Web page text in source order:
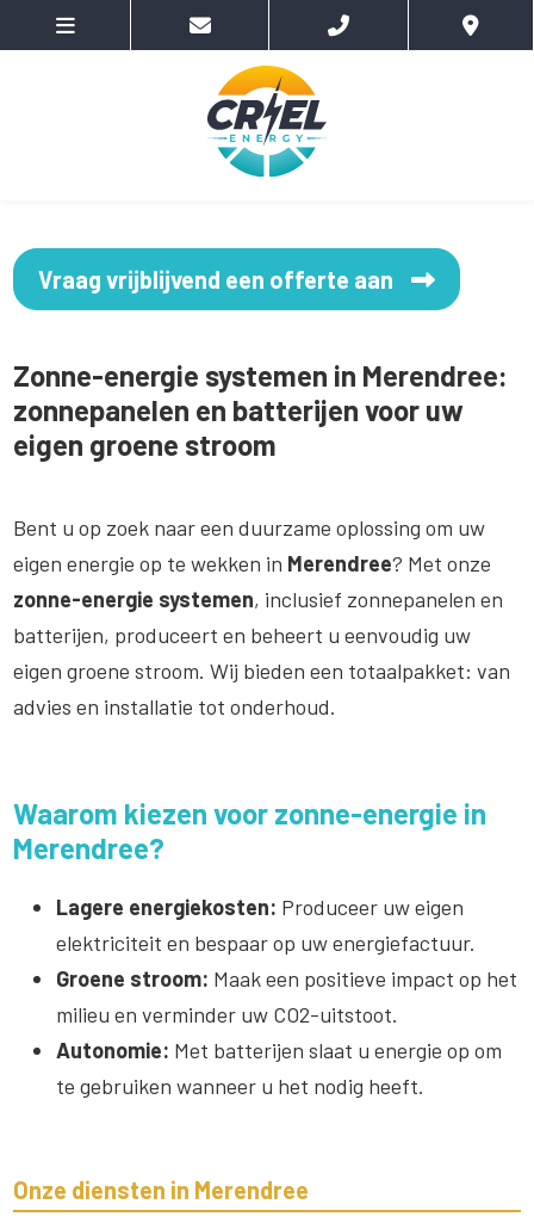
Vraag vrijblijvend een offerte aan
Zonne-energie systemen in Merendree:
zonnepanelen en batterijen voor uw
eigen groene stroom
Bent u op zoek naar een duurzame oplossing om uw
eigen energie op te wekken in Merendree? Met onze
zonne-energie systemen, inclusief zonnepanelen en
batterijen, produceert en beheert u eenvoudig uw
eigen groene stroom. Wij bieden een totaalpakket: van
advies en installatie tot onderhoud.
Waarom kiezen voor zonne-energie in
Merendree?
Lagere energiekosten: Produceer uw eigen
elektriciteit en bespaar op uw energiefactuur.
Groene stroom: Maak een positieve impact op het
milieu en verminder uw CO2-uitstoot.
Autonomie: Met batterijen slaat u energie op om
te gebruiken wanneer u het nodig heeft.
Onze diensten in Merendree